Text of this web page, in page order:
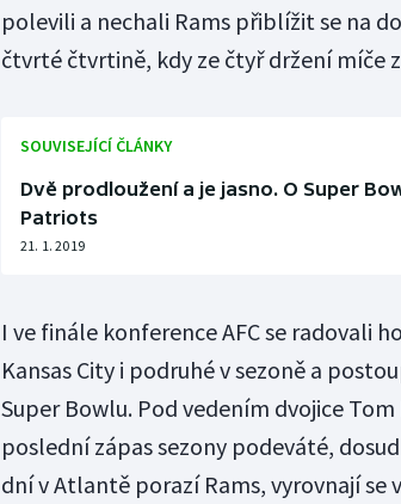
polevili a nechali Rams přiblížit se na
čtvrté čtvrtině, kdy ze čtyř držení míče
SOUVISEJÍCÍ ČLÁNKY
Dvě prodloužení a je jasno. O Super
Patriots
21. 1. 2019
I ve finále konference AFC se radovali
Kansas City i podruhé v sezoně a
Super Bowlu. Pod vedením dvojice
poslední zápas sezony podeváté,
dní v Atlantě porazí Rams, vyrovnají